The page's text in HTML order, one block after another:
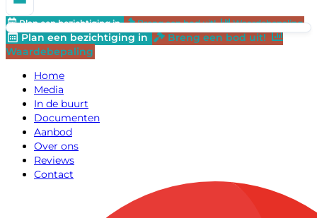
Plan een bezichtiging in Breng een bod uit! Waardebepaling
Plan een bezichtiging in
Breng een bod uit!
Waardebepaling
Home
Media
In de buurt
Documenten
Aanbod
Over ons
Reviews
Contact